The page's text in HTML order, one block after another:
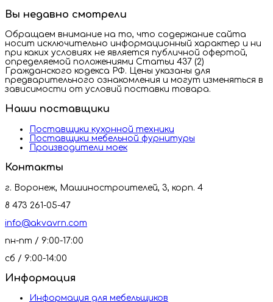
Вы недавно смотрели
Обращаем внимание на то, что содержание сайта
носит исключительно информационный характер и ни
при каких условиях не является публичной офертой,
определяемой положениями Статьи 437 (2)
Гражданского кодекса РФ. Цены указаны для
предварительного ознакомления и могут изменяться в
зависимости от условий поставки товара.
Наши поставщики
Поставщики кухонной техники
Поставщики мебельной фурнитуры
Производители моек
Контакты
г. Воронеж, Машиностроителей, 3, корп. 4
8 473 261-05-47
info@akvavrn.com
пн-пт / 9:00-17:00
сб / 9:00-14:00
Информация
Информация для мебельщиков